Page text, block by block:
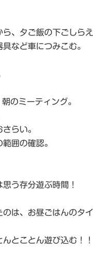
、夕ご飯の下ごしらえ
など車につみこむ。
のミーティング。
らい。
囲の確認。
う存分遊ぶ時間！
のは、お昼ごはんのタ
とことん遊び込む！！